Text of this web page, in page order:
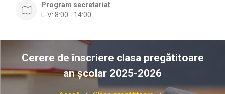
Program secretariat
L-V: 8:00 - 14:00
Cerere de înscriere clasa pregătitoare
an școlar 2025-2026